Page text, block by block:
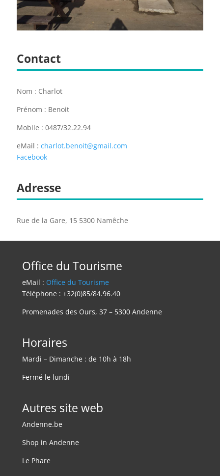
Contact
Nom : Charlot
Prénom : Benoit
Mobile : 0487/32.22.94
eMail : charlot.benoit@gmail.com
Facebook
Adresse
Rue de la Gare, 15 5300 Namêche
Office du Tourisme
eMail : Office du Tourisme
Téléphone : +32(0)85/84.96.40
Promenades des Ours, 37 – 5300 Andenne
Horaires
Mardi – Dimanche : de 10h à 18h
Fermé le lundi
Autres site web
Andenne.be
Shop in Andenne
Le Phare